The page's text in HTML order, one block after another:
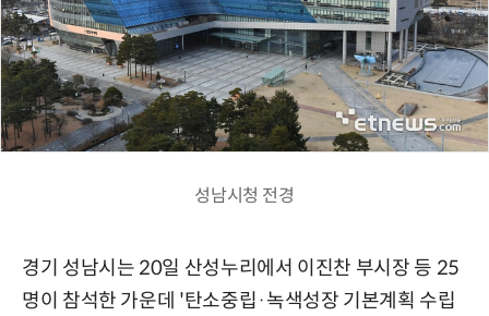
성남시청 전경
경기 성남시는 20일 산성누리에서 이진찬 부시장 등 25
명이 참석한 가운데 '탄소중립·녹색성장 기본계획 수립